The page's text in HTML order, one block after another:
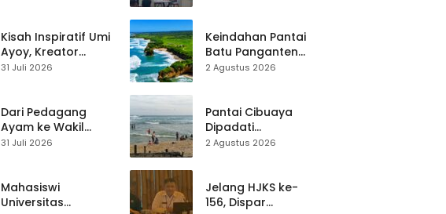
Kisah Inspiratif Umi
Ayoy, Kreator
TikTok Asal
Live Streaming
31 Juli 2026
Dari Pedagang
Ayam ke Wakil
Ketua DPRD, H.
Pasar Cisaat
31 Juli 2026
Mahasiswi
Universitas
Mitigasi hingga
Teknik Evakuasi
Keindahan Pantai
Batu Panganten
Mulai Dilirik
2 Agustus 2026
Pantai Cibuaya
Dipadati
Wisatawan,
Waspada
2 Agustus 2026
Jelang HJKS ke-
156, Dispar